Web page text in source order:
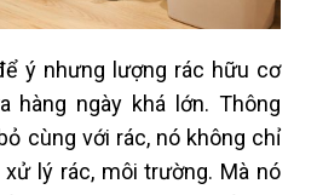
ý nhưng lượng rác hữu cơ
hàng ngày khá lớn. Thông
cùng với rác, nó không chỉ
lý rác, môi trường. Mà nó